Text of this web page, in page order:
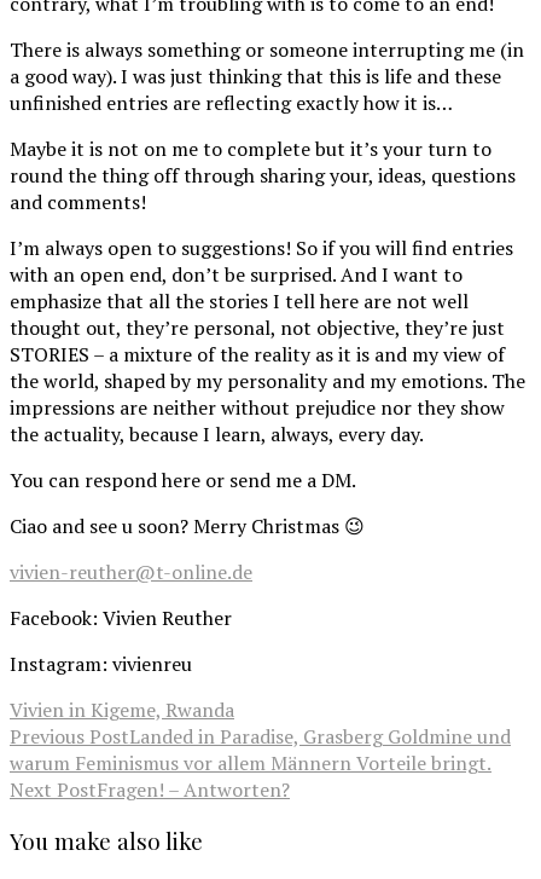
There is always something or someone interrupting me (in
a good way). I was just thinking that this is life and these
unfinished entries are reflecting exactly how it is…
Maybe it is not on me to complete but it’s your turn to
round the thing off through sharing your, ideas, questions
and comments!
I’m always open to suggestions! So if you will find entries
with an open end, don’t be surprised. And I want to
emphasize that all the stories I tell here are not well
thought out, they’re personal, not objective, they’re just
STORIES – a mixture of the reality as it is and my view of
the world, shaped by my personality and my emotions. The
impressions are neither without prejudice nor they show
the actuality, because I learn, always, every day.
You can respond here or send me a DM.
Ciao and see u soon? Merry Christmas 😉
vivien-reuther@t-online.de
Facebook: Vivien Reuther
Instagram: vivienreu
Vivien in Kigeme, Rwanda
Previous PostLanded in Paradise, Grasberg Goldmine und
warum Feminismus vor allem Männern Vorteile bringt.
Next PostFragen! – Antworten?
You make also like